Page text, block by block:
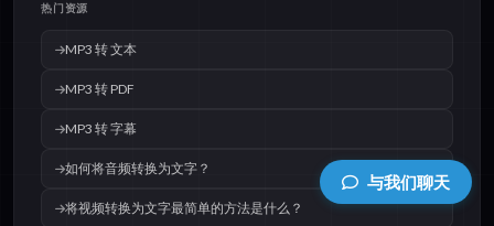
热门资源
MP3 转 文本
MP3 转 PDF
MP3 转 字幕
如何将音频转换为文字？
将视频转换为文字最简单的方法是什么？
与我们聊天